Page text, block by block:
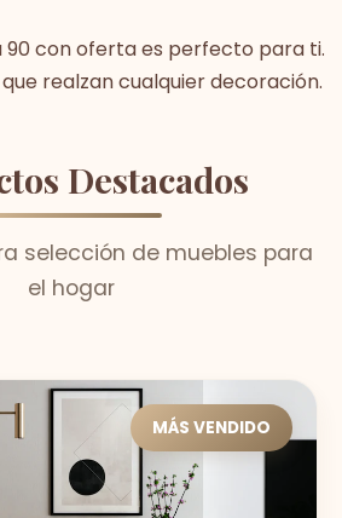
90 con oferta es perfecto para ti.
realzan cualquier decoración.
Destacados
selección de muebles para
el hogar
MÁS VENDIDO